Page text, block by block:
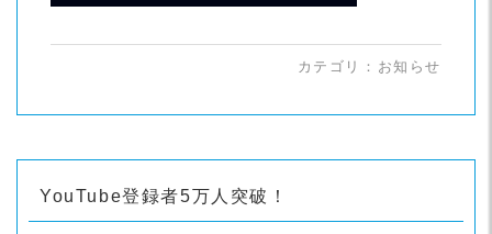
カテゴリ： お知らせ
YouTube登録者5万人突破！